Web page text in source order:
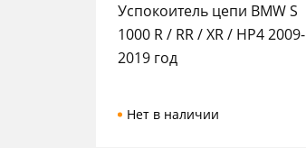
Успокоитель цепи BMW S
1000 R / RR / XR / HP4 2009-
2019 год
Нет в наличии